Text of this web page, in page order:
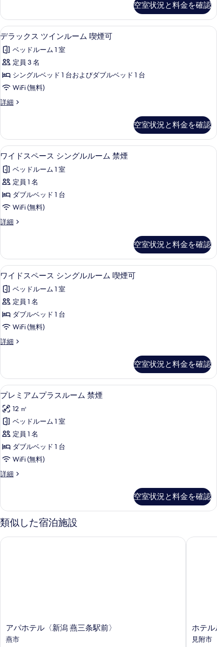
の
写
真
を
表
示
る
ル
ー
ム
禁
煙
の
す
べ
写
真
を
表
示
す
ス
ツ
イ
ル
ー
禁
煙
詳
空室状況と料金を確認
デ
ラ
ッ
ク
ス
イ
ル
ー
ム
喫
煙
可
の
す
の
写
真
を
表
示
る
デスク、アイロン / アイロン台、
16
デラックス ツインルーム 喫煙可
ベッドルーム 1 室
定員 3 名
シングルベッド 1 台およびダブルベッド 1 台
WiFi (無料)
詳細
デ
ス
ツ
イ
ル
ー
喫
煙
の
空室状況と料金を確認
ワ
イ
ド
ス
ペ
ス
ン
グ
ル
ル
ー
ム
禁
煙
べ
て
の
写
真
を
表
す
デスク、アイロン / アイロン台、
15
ワイドスペース シングルルーム 禁煙
ベッドルーム 1 室
定員 1 名
ダブルベッド 1 台
WiFi (無料)
詳細
ワ
ペ
ー
ス
ン
グ
ル
ー
禁
細
空室状況と料金を確認
ワ
イ
ド
ス
ペ
ス
ン
グ
ル
ル
ー
ム
喫
煙
可
べ
て
の
る
デスク、アイロン / アイロン台、
15
ワイドスペース シングルルーム 喫煙可
ベッドルーム 1 室
定員 1 名
ダブルベッド 1 台
WiFi (無料)
詳細
ワ
ペ
ー
ス
ン
グ
ル
ル
ー
ム
喫
煙
細
空室状況と料金を確認
プ
レ
ミ
ア
ム
プ
ス
ー
ム
禁
煙
真
を
プレミアムプラスルーム 禁煙 | デス
16
プレミアムプラスルーム 禁煙
12 ㎡
ベッドルーム 1 室
定員 1 名
ダブルベッド 1 台
WiFi (無料)
詳細
プ
ム
プ
ラ
ル
空室状況と料金を確認
類似した宿泊施設
ア
パ
ホ
アパホテル〈新潟 燕三条駅前〉
燕市
アパホテル〈新潟 燕三条駅前〉
ホ
テ
ル
ホテ
見附市
ホテル